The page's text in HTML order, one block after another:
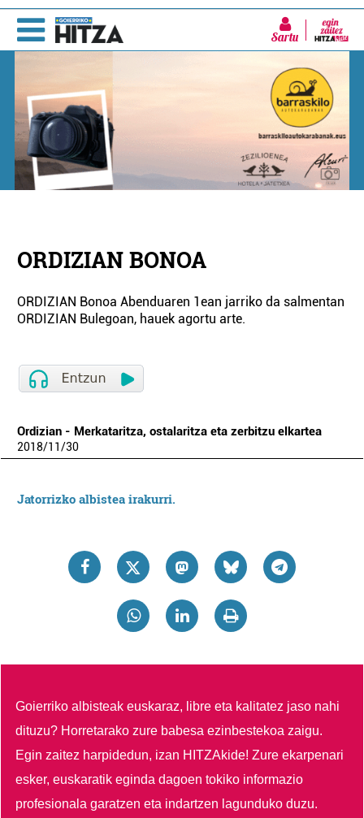
Sartu
ORDIZIAN BONOA
ORDIZIAN Bonoa Abenduaren 1ean jarriko da salmentan
ORDIZIAN Bulegoan, hauek agortu arte.
Ordizian - Merkataritza, ostalaritza eta zerbitzu elkartea
2018/11/30
Jatorrizko albistea irakurri.
Goierriko albisteak euskaraz, libre eta kalitatez jaso nahi
dituzu? Horretarako zure babesa ezinbestekoa zaigu.
Egin zaitez harpidedun, izan HITZAkide!Zure ekarpenari
esker, euskaratik eginda dagoen tokiko informazio
profesionala garatzen eta indartzen lagunduko duzu.